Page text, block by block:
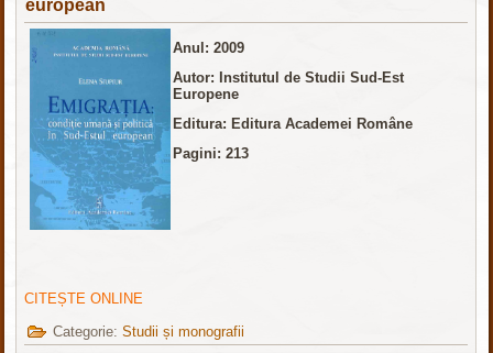
european
Anul: 2009
Autor: Institutul de Studii Sud-Est
Europene
Editura: Editura Academei Române
Pagini: 213
CITEȘTE ONLINE
Categorie:Studii și monografii